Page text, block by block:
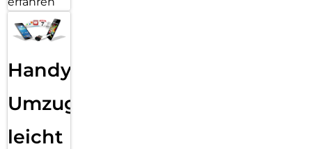
Handy
Umzug
leicht